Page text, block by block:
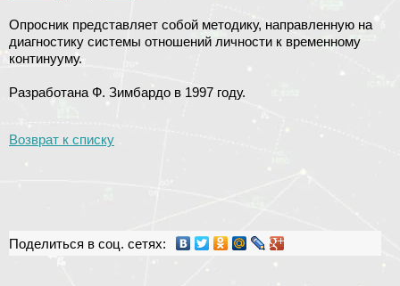
Опросник представляет собой методику, направленную на
диагностику системы отношений личности к временному
континууму.
Разработана Ф. Зимбардо в 1997 году.
Возврат к списку
Поделиться в соц. сетях: